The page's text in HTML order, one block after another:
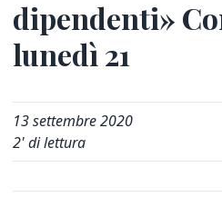
dipendenti»
lunedì 21
13 settembre 2020
2' di lettura